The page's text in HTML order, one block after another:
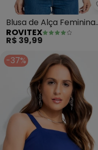
Blusa de Alça Feminina
Básica (Azul)
ROVITEX
R$ 39,99
-37%